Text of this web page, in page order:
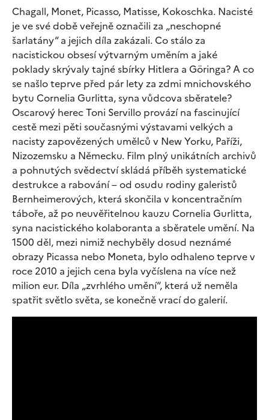
Chagall, Monet, Picasso, Matisse, Kokoschka. Nacisté
je ve své době veřejně označili za „neschopné
šarlatány“ a jejich díla zakázali. Co stálo za
nacistickou obsesí výtvarným uměním a jaké
poklady skrývaly tajné sbírky Hitlera a Göringa? A co
se našlo teprve před pár lety za zdmi mnichovského
bytu Cornelia Gurlitta, syna vůdcova sběratele?
Oscarový herec Toni Servillo provází na fascinující
cestě mezi pěti současnými výstavami velkých a
nacisty zapovězených umělců v New Yorku, Paříži,
Nizozemsku a Německu. Film plný unikátních archivů
a pohnutých svědectví skládá příběh systematické
destrukce a rabování – od osudu rodiny galeristů
Bernheimerových, která skončila v koncentračním
táboře, až po neuvěřitelnou kauzu Cornelia Gurlitta,
syna nacistického kolaboranta a sběratele umění. Na
1500 děl, mezi nimiž nechyběly dosud neznámé
obrazy Picassa nebo Moneta, bylo odhaleno teprve v
roce 2010 a jejich cena byla vyčíslena na více než
milion eur. Díla „zvrhlého umění“, která už neměla
spatřit světlo světa, se konečně vrací do galerií.